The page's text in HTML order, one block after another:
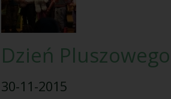
Dzień
30-11-2015